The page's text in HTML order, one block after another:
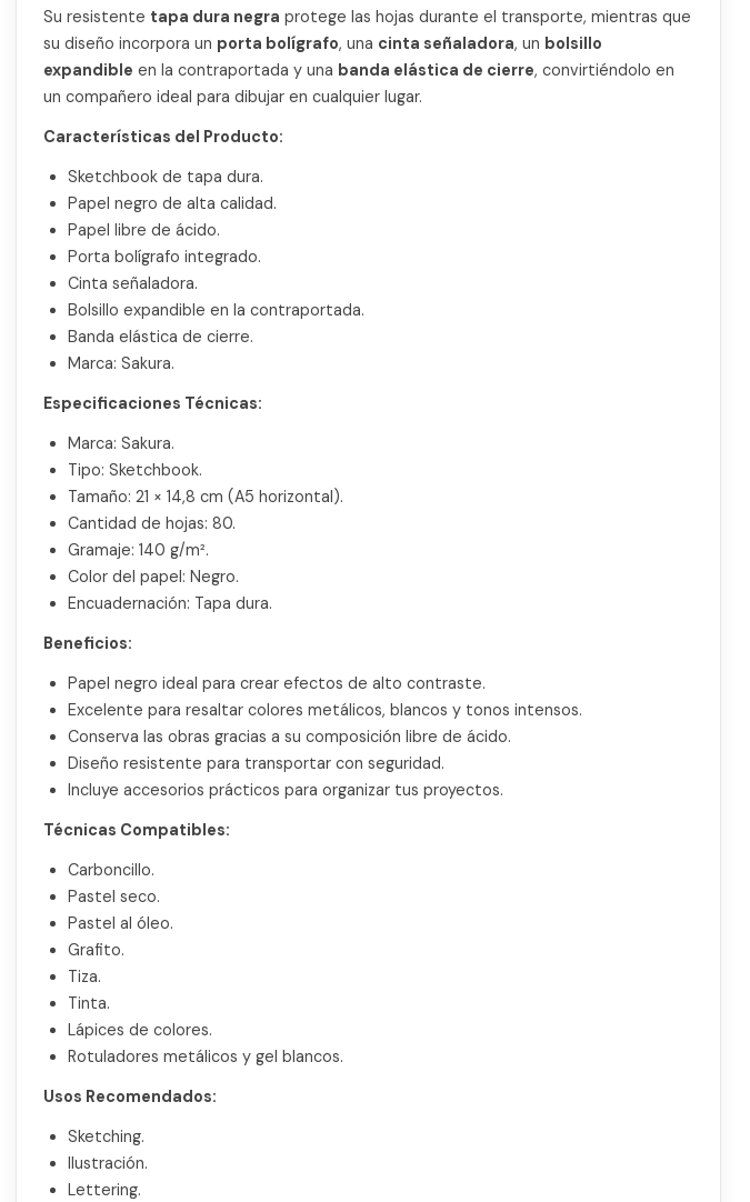
Su resistente tapa dura negra protege las hojas durante el transporte, mientras que
su diseño incorpora un porta bolígrafo, una cinta señaladora, un bolsillo
expandible en la contraportada y una banda elástica de cierre, convirtiéndolo en
un compañero ideal para dibujar en cualquier lugar.
Características del Producto:
Sketchbook de tapa dura.
Papel negro de alta calidad.
Papel libre de ácido.
Porta bolígrafo integrado.
Cinta señaladora.
Bolsillo expandible en la contraportada.
Banda elástica de cierre.
Marca: Sakura.
Especificaciones Técnicas:
Marca: Sakura.
Tipo: Sketchbook.
Tamaño: 21 × 14,8 cm (A5 horizontal).
Cantidad de hojas: 80.
Gramaje: 140 g/m².
Color del papel: Negro.
Encuadernación: Tapa dura.
Beneficios:
Papel negro ideal para crear efectos de alto contraste.
Excelente para resaltar colores metálicos, blancos y tonos intensos.
Conserva las obras gracias a su composición libre de ácido.
Diseño resistente para transportar con seguridad.
Incluye accesorios prácticos para organizar tus proyectos.
Técnicas Compatibles:
Carboncillo.
Pastel seco.
Pastel al óleo.
Grafito.
Tiza.
Tinta.
Lápices de colores.
Rotuladores metálicos y gel blancos.
Usos Recomendados:
Sketching.
Ilustración.
Lettering.